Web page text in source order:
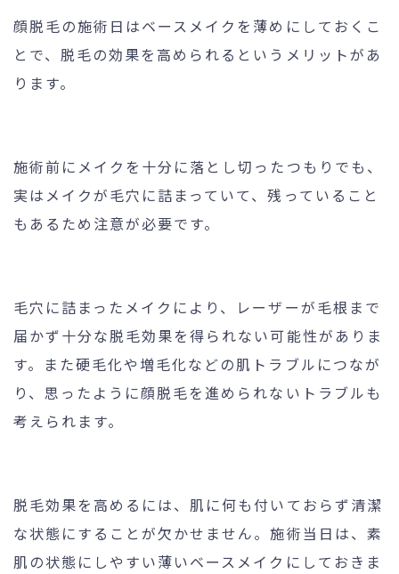
顔脱毛の施術日はベースメイクを薄めにしておくこ
とで、脱毛の効果を高められるというメリットがあ
ります。
施術前にメイクを十分に落とし切ったつもりでも、
実はメイクが毛穴に詰まっていて、残っていること
もあるため注意が必要です。
毛穴に詰まったメイクにより、レーザーが毛根まで
届かず十分な脱毛効果を得られない可能性がありま
す。また硬毛化や増毛化などの肌トラブルにつなが
り、思ったように顔脱毛を進められないトラブルも
考えられます。
脱毛効果を高めるには、肌に何も付いておらず清潔
な状態にすることが欠かせません。施術当日は、素
肌の状態にしやすい薄いベースメイクにしておきま